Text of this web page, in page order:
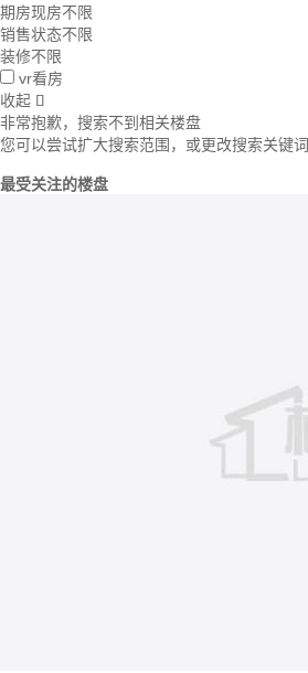
期房现房不限
销售状态不限
装修不限
vr看房
收起 
非常抱歉，搜索不到相关楼盘
您可以尝试扩大搜索范围，或更改搜索关键词
最受关注的楼盘